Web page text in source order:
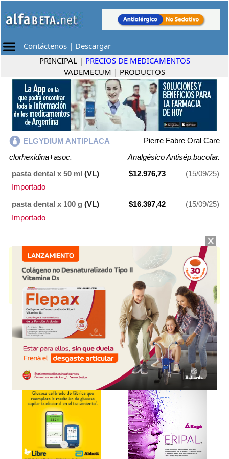
Contáctenos | Descargar
PRINCIPAL | PRECIOS DE MEDICAMENTOS
VADEMECUM | PRODUCTOS
ELGYDIUM ANTIPLACA
Pierre Fabre Oral Care
clorhexidina+asoc.
Analgésico Antisép.bucofar.
pasta dental x 50 ml (VL) $12.976,73
(15/09/25)
Importado
pasta dental x 100 g (VL) $16.397,42
(15/09/25)
Importado
ELGYDIUM ANTIPLACA clorhexidina+asoc. y se indica como
Analgésico Antisép.bucofar.
. Es producido por Pierre Fabre Oral Care
cuenta con 2 presentaciones disponibles.
Producto importado.
Explorar más
Otros productos conclorhexidina+asoc.
Otros productos de
Pierre Fabre Oral Care